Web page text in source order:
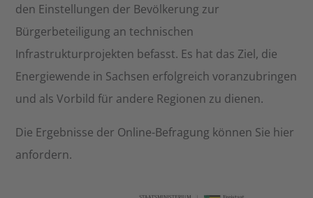
den Einstellungen der Bevölkerung zur
Bürgerbeteiligung an technischen
Infrastrukturprojekten befasst. Es hat das Ziel, die
Energiewende in Sachsen erfolgreich voranzubringen
und als Vorbild für andere Regionen zu dienen.
Die Ergebnisse der Online-Befragung können Sie hier
anfordern.